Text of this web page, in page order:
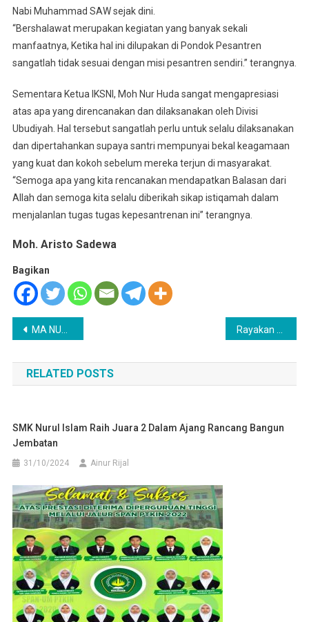
Nabi Muhammad SAW sejak dini.
“Bershalawat merupakan kegiatan yang banyak sekali
manfaatnya, Ketika hal ini dilupakan di Pondok Pesantren
sangatlah tidak sesuai dengan misi pesantren sendiri.” terangnya.
Sementara Ketua IKSNI, Moh Nur Huda sangat mengapresiasi
atas apa yang direncanakan dan dilaksanakan oleh Divisi
Ubudiyah. Hal tersebut sangatlah perlu untuk selalu dilaksanakan
dan dipertahankan supaya santri mempunyai bekal keagamaan
yang kuat dan kokoh sebelum mereka terjun di masyarakat.
“Semoga apa yang kita rencanakan mendapatkan Balasan dari
Allah dan semoga kita selalu diberikah sikap istiqamah dalam
menjalanlan tugas tugas kepesantrenan ini” terangnya.
Moh. Aristo Sadewa
Bagikan
Navigasi
pos
MA NURUL ISLAM Sambut Kemerdekaan dengan Berbagai Lomba
RELATED POSTS
SMK Nurul Islam Raih Juara 2 Dalam Ajang Rancang Bangun
Jembatan
31/10/2024 Ainur Rijal